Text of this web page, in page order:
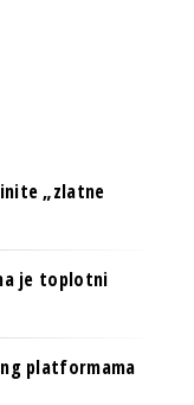
„zlatne
je toplotni
platformama